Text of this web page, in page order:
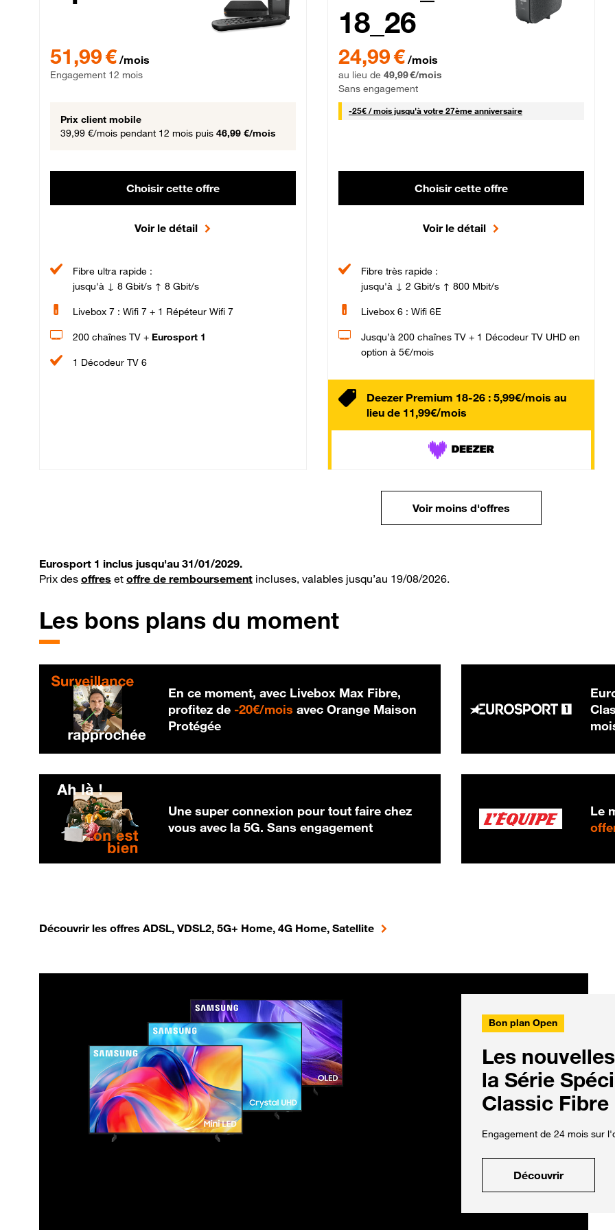
51,99 € /mois
Engagement 12 mois
Prix client mobile
39,99 €/mois pendant 12 mois puis 46,99 €/mois
Choisir cette offre
Voir le détail
Fibre ultra rapide :
jusqu'à ↓ 8 Gbit/s ↑ 8 Gbit/s
Livebox 7 : Wifi 7 + 1 Répéteur Wifi 7
200 chaînes TV + Eurosport 1
1 Décodeur TV 6
18_26
24,99 € /mois
au lieu de 49,99 €/mois
Sans engagement
-25€ / mois25 € par mois
jusqu'à votre 27ème anniversaire
Choisir cette offre
Voir le détail
Fibre très rapide :
jusqu'à ↓ 2 Gbit/s ↑ 800 Mbit/s
Livebox 6 : Wifi 6E
Jusqu’à 200 chaînes TV + 1 Décodeur TV UHD en
option à 5€/mois
Deezer Premium 18-26 : 5,99€/mois au
lieu de 11,99€/mois
Voir moins d'offres
Eurosport 1 inclus jusqu'au 31/01/2029.
Prix des offres et offre de remboursement incluses, valables jusqu’au 19/08/2026.
Les bons plans du moment
En ce moment, avec Livebox Max Fibre,
profitez de -20€/mois 20 € par mois
avec Orange Maison
Protégée
Une super connexion pour tout faire chez
vous avec la 5G. Sans engagement
Le
Découvrir les offres ADSL, VDSL2, 5G+ Home, 4G Home, Satellite
Bon plan Open
Les nouvelles
la Série
Classic Fibre
Engagement de 24 mois sur
Découvrir